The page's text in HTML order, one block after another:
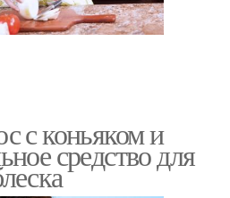
с коньяком и
средство для